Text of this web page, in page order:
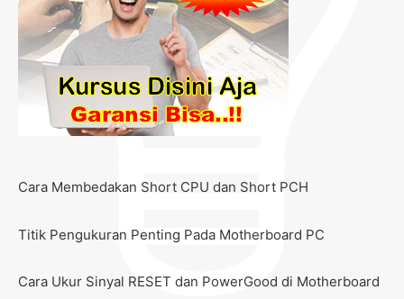
Cara Membedakan Short CPU dan Short PCH
Titik Pengukuran Penting Pada Motherboard PC
Cara Ukur Sinyal RESET dan PowerGood di Motherboard